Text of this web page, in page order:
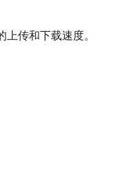
传和下载速度。